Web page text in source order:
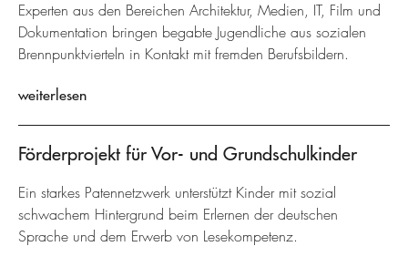
Experten aus den Bereichen Architektur, Medien, IT, Film und
Dokumentation bringen begabte Jugendliche aus sozialen
Brennpunktvierteln in Kontakt mit fremden Berufsbildern.
weiterlesen
Förderprojekt für Vor- und Grundschulkinder
Ein starkes Patennetzwerk unterstützt Kinder mit sozial
schwachem Hintergrund beim Erlernen der deutschen
Sprache und dem Erwerb von Lesekompetenz.